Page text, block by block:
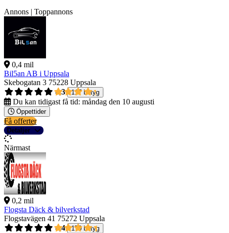
Annons | Toppannons
0,4 mil
Bil5an AB i Uppsala
Skebogatan 3 75228 Uppsala
4,3
117 betyg
Du kan tidigast få tid: måndag den 10 augusti
Öppettider
Få offerter
Detaljer
Närmast
0,2 mil
Flogsta Däck & bilverkstad
Flogstavägen 41 75272 Uppsala
4,4
170 betyg